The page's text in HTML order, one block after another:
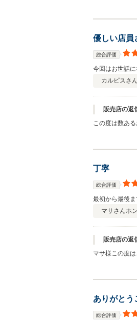
優しい店員
総合評価
今回はお世話
カルピスさん
販売店の返
この度は数あ
丁寧
総合評価
最初から最後
マサさんホ
販売店の返
マサ様この度
ありがとう
総合評価